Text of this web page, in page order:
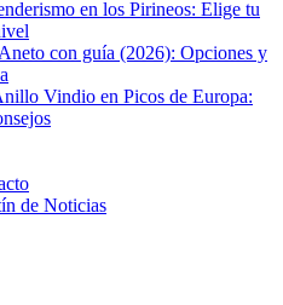
en los Pirineos: Elige tu
con guía (2026): Opciones y
Vindio en Picos de Europa:
de Noticias